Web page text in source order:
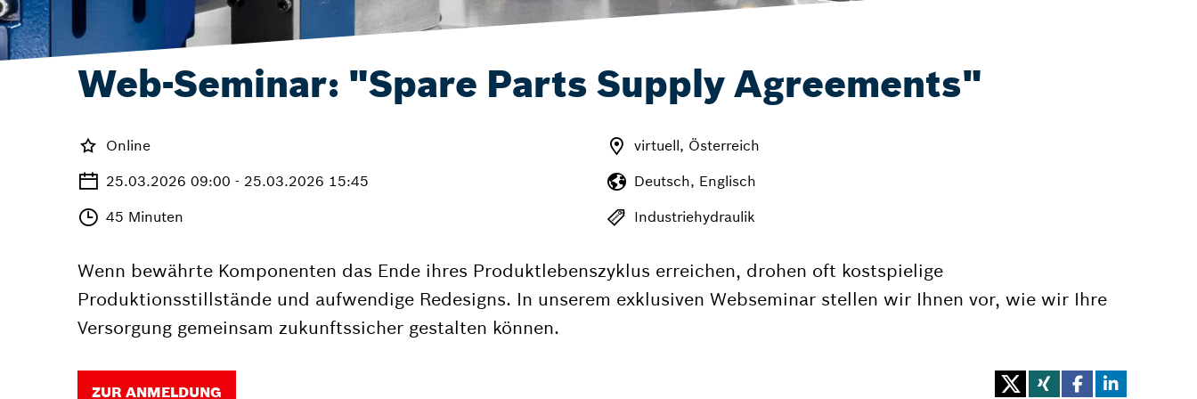
Web-Seminar: "Spare Parts Supply Agreements"
Online
virtuell, Österreich
25.03.2026 09:00 - 25.03.2026 15:45
Deutsch, Englisch
45 Minuten
Industriehydraulik
Wenn bewährte Komponenten das Ende ihres Produktlebenszyklus erreichen, drohen oft kostspielige
Produktionsstillstände und aufwendige Redesigns. In unserem exklusiven Webseminar stellen wir Ihnen vor, wie wir Ihre
Versorgung gemeinsam zukunftssicher gestalten können.
ZUR ANMELDUNG